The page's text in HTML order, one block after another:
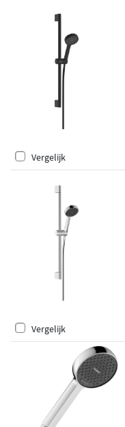
Vergelijk
Vergelijk